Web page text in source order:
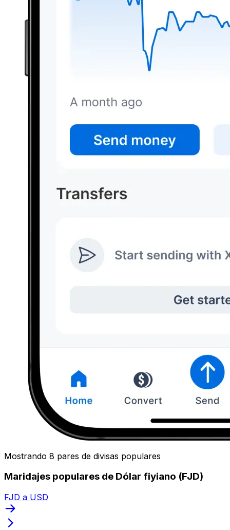
Mostrando 8 pares de divisas populares
Maridajes populares de Dólar fiyiano (FJD)
FJD a USD